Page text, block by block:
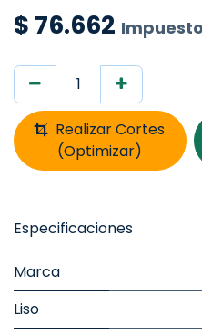
$ 76.662
Realizar Cortes
(Optimizar)
Especificaciones
Marca
Liso